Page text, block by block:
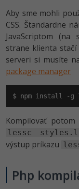
Aby sme mohli
CSS. Štandardne
JavaScriptom
strane klienta stačí
serveri si musíte
package manager
$ npm install -g
Kompilovať
lessc
výstup príkazu
Php